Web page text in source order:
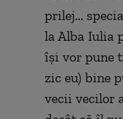
prilej...
la Alba Iulia
îşi vor pune
zic eu) bine
vecii vecilor